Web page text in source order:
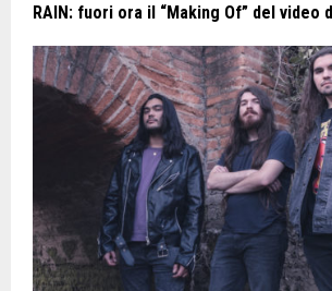
RAIN: fuori ora il “Making Of” del video